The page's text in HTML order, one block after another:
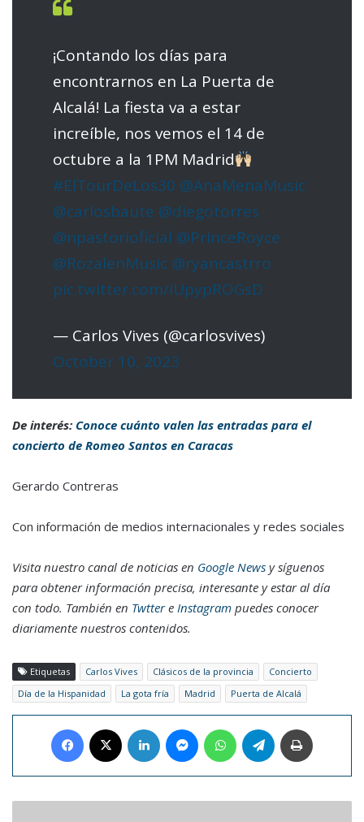
¡Contando los días para
encontrarnos en La Puerta de
Alcalá! La fiesta va a estar
increíble, nos vemos el 14 de
octubre a la 1PM Madrid
#ElTourDeLos30 @AnaMenaMusic
@carlosbaute @diegotorres
@npastorioficial @PrinceRoyce
@RozalenMusic @ryancastrro
pic.twitter.com/iUpypROGsD
— Carlos Vives (@carlosvives)
October 10, 2023
De interés: Conoce cuánto valen las entradas para el
concierto de Romeo Santos en Caracas
Gerardo Contreras
Con información de medios internacionales y redes sociales
Visita nuestro canal de noticias en Google News y síguenos
para obtener información precisa, interesante y estar al día
con todo. También en Twttere Instagram puedes conocer
diariamente nuestros contenidos.
Etiquetas Carlos Vives Clásicos de la provincia
Concierto
Día de la Hispanidad
La gota fría Madrid Puerta de Alcalá
Facebook LinkedIn MessengerWhatsAppTelegram